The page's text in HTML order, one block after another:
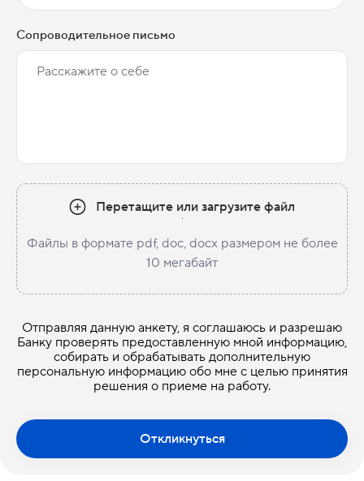
Сопроводительное письмо
Перетащите или загрузите файл
Файлы в формате pdf, doc, docx размером не более
10 мегабайт
Отправляя данную анкету, я соглашаюсь и разрешаю
Банку проверять предоставленную мной информацию,
собирать и обрабатывать дополнительную
персональную информацию обо мне с целью принятия
решения о приеме на работу.
Откликнуться